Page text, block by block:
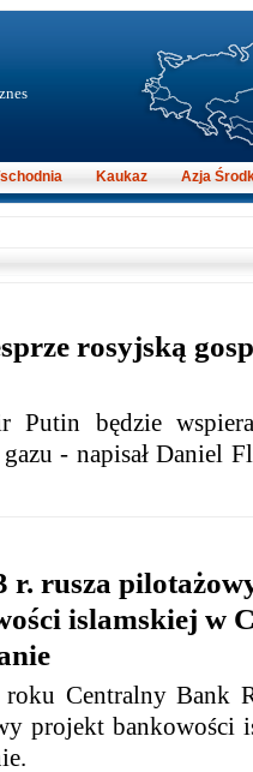
rosyjską
Putin będzie
- napisał Daniel
r. rusza
islamskiej w
Centralny Bank
projekt bankowości
Kaukaz Azja